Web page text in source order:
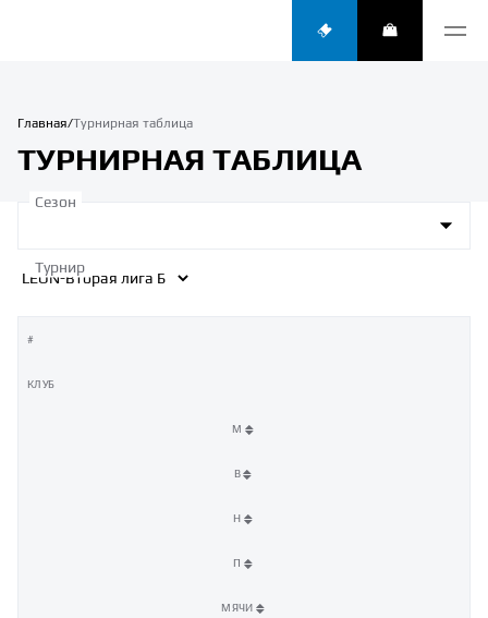
Главная Турнирная таблица
ТУРНИРНАЯ ТАБЛИЦА
Сезон
Турнир
#
КЛУБ
М
В
Н
П
МЯЧИ